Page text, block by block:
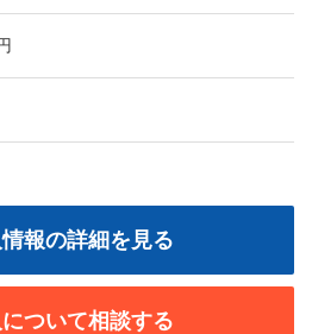
報の詳細を見る
ついて相談する